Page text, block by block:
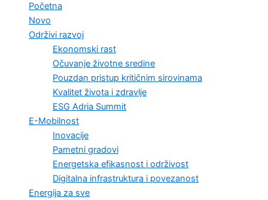
Početna
Novo
Održivi razvoj
Ekonomski rast
Očuvanje životne sredine
Pouzdan pristup kritičnim sirovinama
Kvalitet života i zdravlje
ESG Adria Summit
E-Mobilnost
Inovacije
Pametni gradovi
Energetska efikasnost i održivost
Digitalna infrastruktura i povezanost
Energija za sve